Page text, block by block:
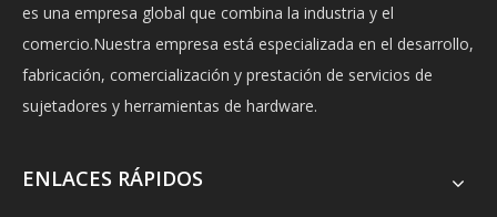
es una empresa global que combina la industria y el
comercio.Nuestra empresa está especializada en el desarrollo,
fabricación, comercialización y prestación de servicios de
sujetadores y herramientas de hardware.
ENLACES RÁPIDOS